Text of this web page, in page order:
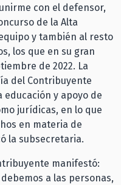
con el defensor,
de la Alta
y también al resto
los que en su gran
de 2022. La
del Contribuyente
y apoyo de
jurídicas, en lo que
en materia de
la subsecretaria.
manifestó:
a las personas,